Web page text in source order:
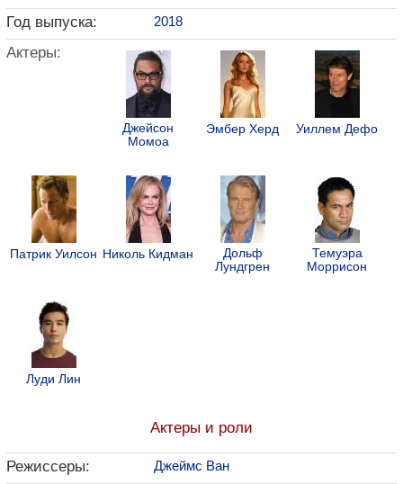
Год выпуска: 2018
Актеры:
Джейсон
Момоа
Эмбер Херд Уиллем Дефо
Патрик Уилсон Николь Кидман
Дольф
Лундгрен
Темуэра
Моррисон
Луди Лин
Актеры и роли
Режиссеры: Джеймс Ван